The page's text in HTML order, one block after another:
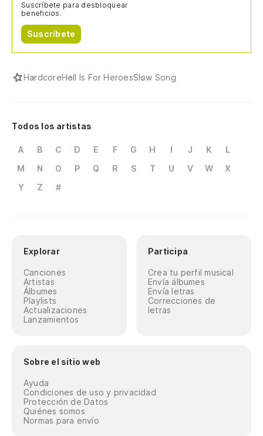
Suscríbete para desbloquear
beneficios.
Suscríbete
HardcoreHell Is For HeroesSlow Song
Todos los artistas
A B C D E F G H I J K
L
M
N O P Q R S T U V W
X
Y
Z #
Explorar
Canciones
Artistas
Álbumes
Playlists
Actualizaciones
Lanzamientos
Participa
Crea tu perfil musical
Envía álbumes
Envía letras
Correcciones de
letras
Sobre el sitio web
Ayuda
Condiciones de uso y privacidad
Protección de Datos
Quiénes somos
Normas para envío